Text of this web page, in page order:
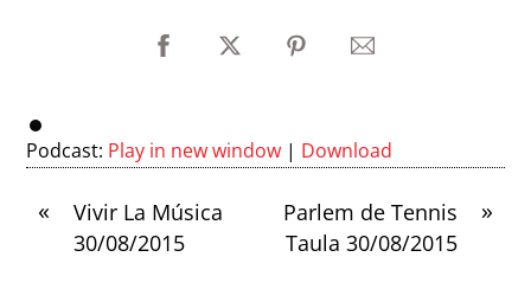
Podcast: Play in new window | Download
«
Vivir La Música
30/08/2015
»
Parlem de Tennis
Taula 30/08/2015